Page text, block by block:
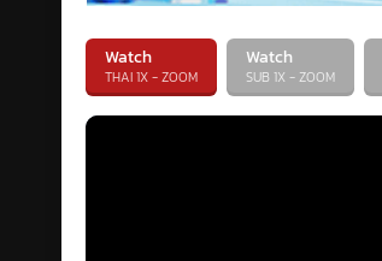
Watch
THAI 1X - ZOOM
Watch
SUB 1X - ZOOM